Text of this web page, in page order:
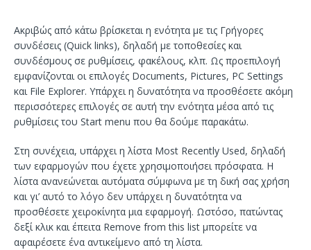
Ακριβώς από κάτω βρίσκεται η ενότητα με τις Γρήγορες
συνδέσεις (Quick links), δηλαδή με τοποθεσίες και
συνδέσμους σε ρυθμίσεις, φακέλους, κλπ. Ως προεπιλογή
εμφανίζονται οι επιλογές Documents, Pictures, PC Settings
και File Explorer. Υπάρχει η δυνατότητα να προσθέσετε ακόμη
περισσότερες επιλογές σε αυτή την ενότητα μέσα από τις
ρυθμίσεις του Start menu που θα δούμε παρακάτω.
Στη συνέχεια, υπάρχει η λίστα Most Recently Used, δηλαδή
των εφαρμογών που έχετε χρησιμοποιήσει πρόσφατα. Η
λίστα ανανεώνεται αυτόματα σύμφωνα με τη δική σας χρήση
και γι’ αυτό το λόγο δεν υπάρχει η δυνατότητα να
προσθέσετε χειροκίνητα μια εφαρμογή. Ωστόσο, πατώντας
δεξί κλικ και έπειτα Remove from this list μπορείτε να
αφαιρέσετε ένα αντικείμενο από τη λίστα.